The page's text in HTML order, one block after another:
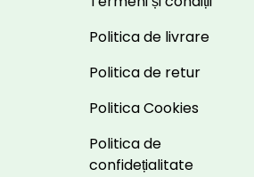
Politica de livrare
Politica de retur
Politica Cookies
Politica de
confidețialitate